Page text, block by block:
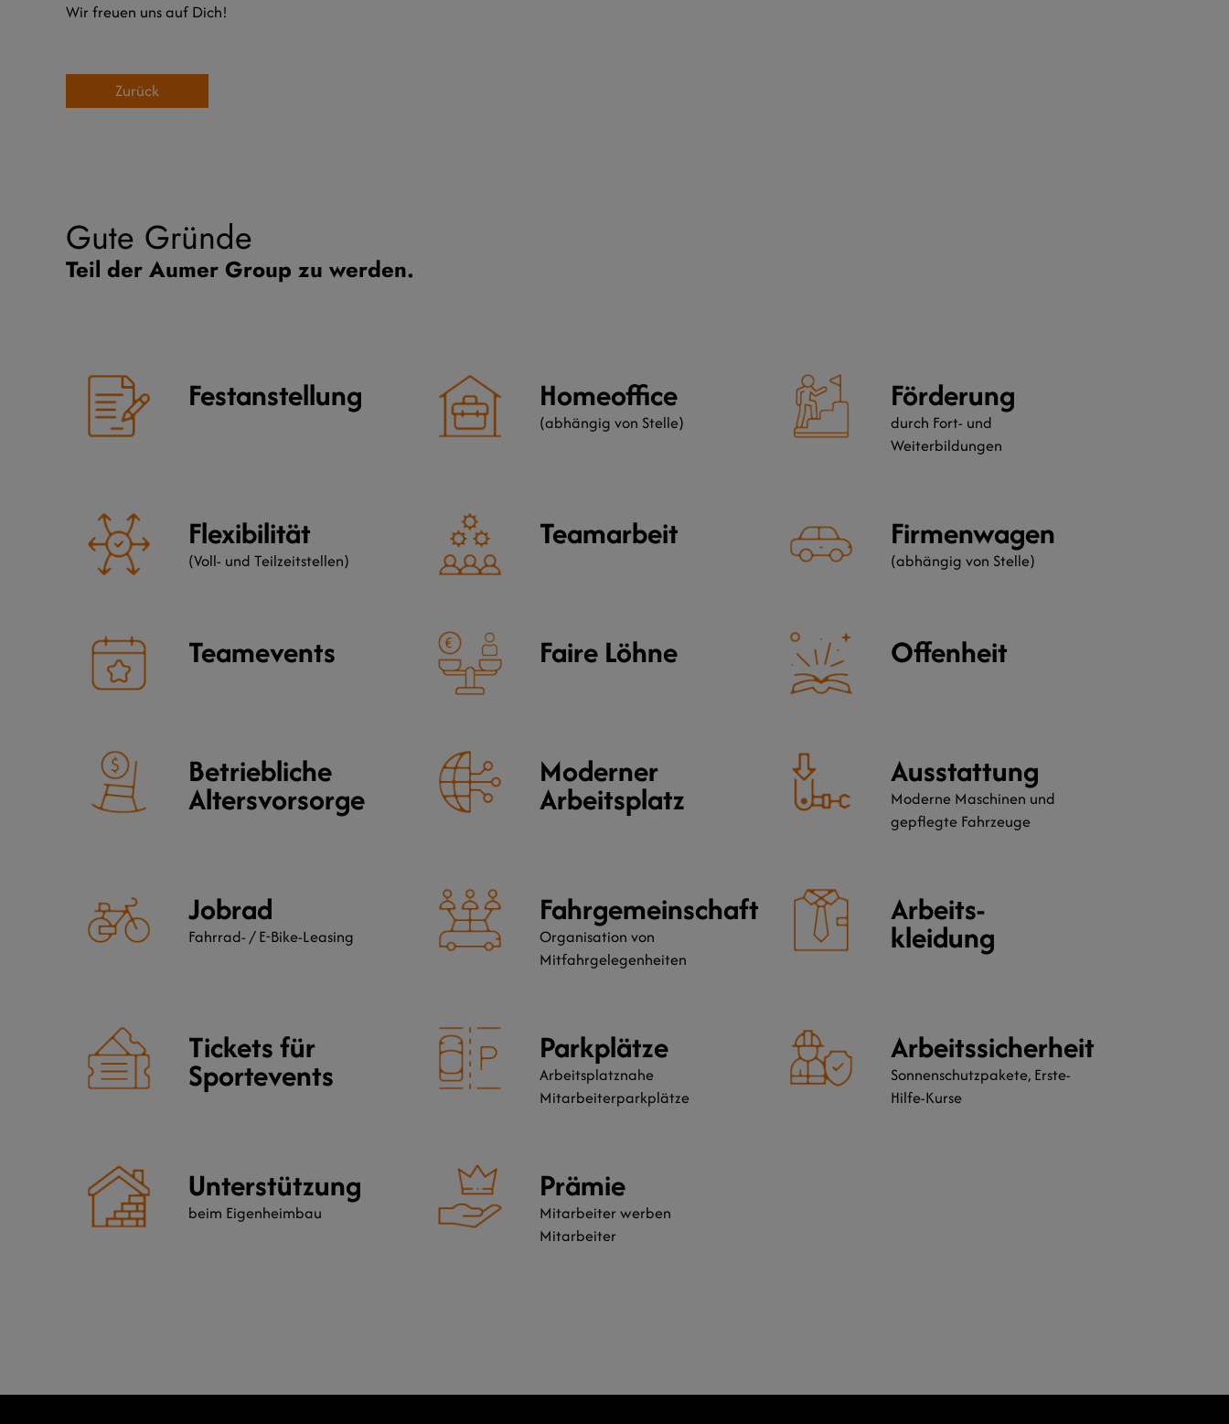
Wir freuen uns auf Dich!
Zurück
Gute Gründe
Teil der Aumer Group zu werden.
Festanstellung Homeoffice
(abhängig von Stelle)
Förderung
durch Fort- und
Weiterbildungen
Flexibilität
(Voll- und Teilzeitstellen)
Teamarbeit Firmenwagen
(abhängig von Stelle)
Teamevents Faire Löhne Offenheit
Betriebliche
Altersvorsorge
Moderner
Arbeitsplatz
Ausstattung
Moderne Maschinen und
gepflegte Fahrzeuge
Jobrad
Fahrrad- / E-Bike-Leasing
Fahrgemeinschaft
Organisation von
Mitfahrgelegenheiten
Arbeits-
kleidung
Tickets für
Sportevents
Parkplätze
Arbeitsplatznahe
Mitarbeiterparkplätze
Arbeitssicherheit
Sonnenschutzpakete, Erste-
Hilfe-Kurse
Unterstützung
beim Eigenheimbau
Prämie
Mitarbeiter werben
Mitarbeiter